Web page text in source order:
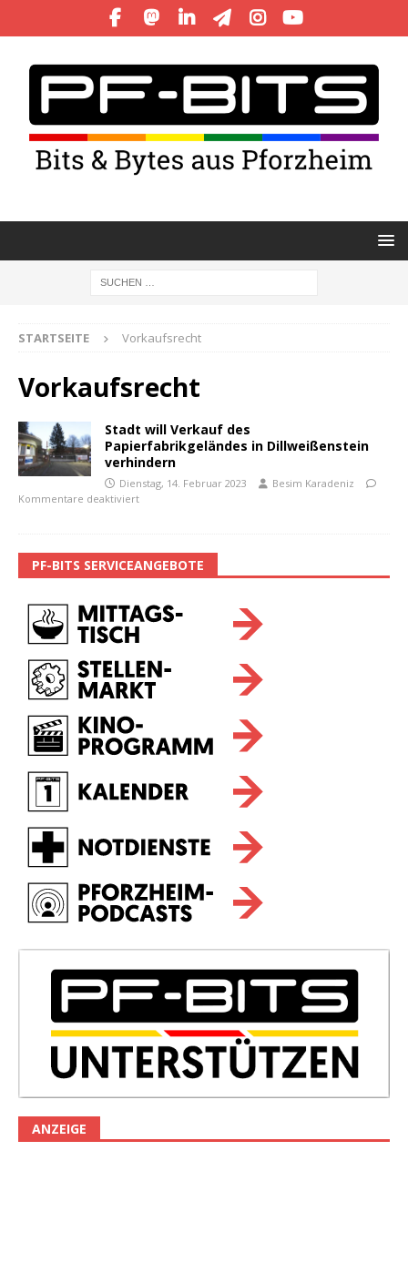
STARTSEITE Vorkaufsrecht
Vorkaufsrecht
Stadt will Verkauf des
Papierfabrikgeländes in Dillweißenstein
verhindern
Dienstag, 14. Februar 2023
Besim Karadeniz
Kommentare deaktiviert
PF-BITS SERVICEANGEBOTE
ANZEIGE